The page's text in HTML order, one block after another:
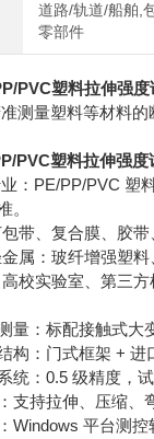
道路/轨道/船舶,
零部件
PVC塑料拉伸强度
测量塑料等材料
PVC塑料拉伸强度
：PE/PP/PVC 塑
。
带、复合膜、胶
属：玻纤增强塑
校实验室、第三
量：标配接触式
构：门式框架 +
统：0.5 级精度，
支持拉伸、压缩
Windows 平台测